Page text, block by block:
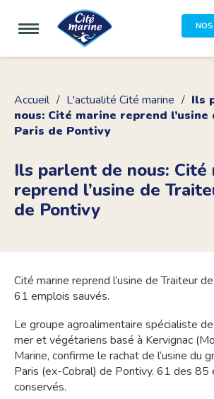
Accueil L'actualité Cité marine
Ils
nous: Cité marine reprend
Paris de Pontivy
Ils parlent de nous: Cité
reprend l’usine de
de Pontivy
Cité marine reprend l’usine de Traiteur
61 emplois sauvés.
Le groupe agroalimentaire spécialiste
mer et végétariens basé à Kervignac
Marine, confirme le rachat de l’usine du
Paris (ex-Cobral) de Pontivy. 61 des 85
conservés.